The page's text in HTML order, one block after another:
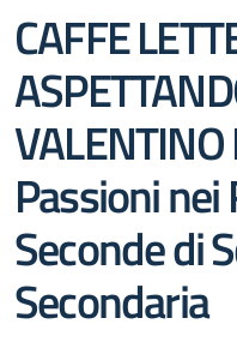
CAFFE
Passioni nei
Seconde di
Secondaria